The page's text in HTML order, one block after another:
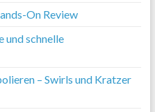
On Review
und schnelle
– Swirls und Kratzer